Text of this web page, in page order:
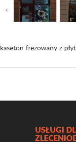
kaseton frezowany z
USŁUGI